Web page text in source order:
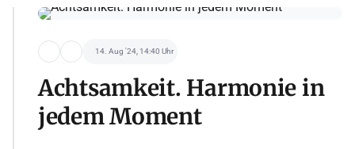
14. Aug '24, 14:40 Uhr
Achtsamkeit. Harmonie in
jedem Moment